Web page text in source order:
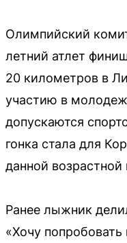
Олимпийский
летний атлет
20 километров в
участию в
допускаются
гонка стала для
данной возрастной
Ранее лыжник
«Хочу